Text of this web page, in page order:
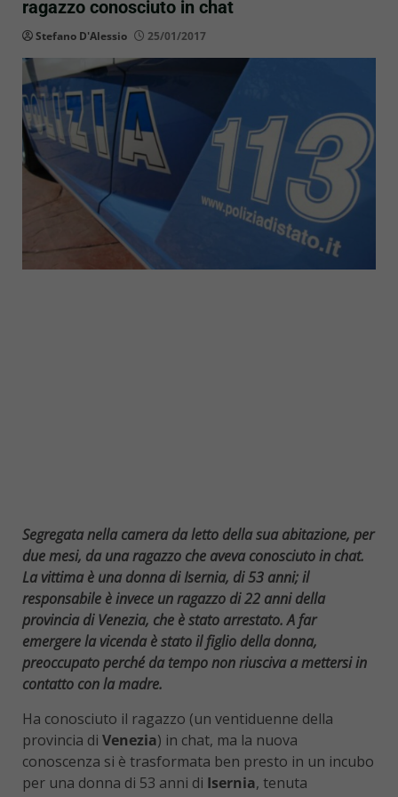
ragazzo conosciuto in chat
Stefano D'Alessio 25/01/2017
Segregata nella camera da letto della sua abitazione, per
due mesi, da una ragazzo che aveva conosciuto in chat.
La vittima è una donna di Isernia, di 53 anni; il
responsabile è invece un ragazzo di 22 anni della
provincia di Venezia, che è stato arrestato. A far
emergere la vicenda è stato il figlio della donna,
preoccupato perché da tempo non riusciva a mettersi in
contatto con la madre.
Ha conosciuto il ragazzo (un ventiduenne della
provincia di Venezia) in chat, ma la nuova
conoscenza si è trasformata ben presto in un incubo
per una donna di 53 anni di Isernia, tenuta